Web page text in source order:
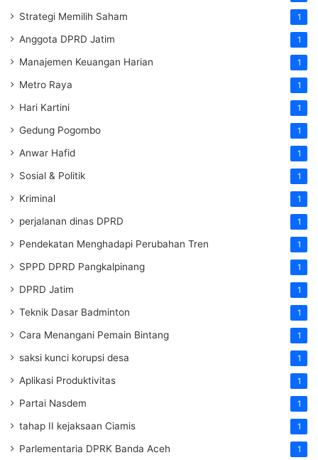
Strategi Memilih Saham 1
Anggota DPRD Jatim 1
Manajemen Keuangan Harian 1
Metro Raya 1
Hari Kartini 1
Gedung Pogombo 1
Anwar Hafid 1
Sosial & Politik 1
Kriminal 1
perjalanan dinas DPRD 1
Pendekatan Menghadapi Perubahan Tren 1
SPPD DPRD Pangkalpinang 1
DPRD Jatim 1
Teknik Dasar Badminton 1
Cara Menangani Pemain Bintang 1
saksi kunci korupsi desa 1
Aplikasi Produktivitas 1
Partai Nasdem 1
tahap II kejaksaan Ciamis 1
Parlementaria DPRK Banda Aceh 1